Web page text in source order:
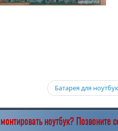
Батарея для
ноутбук? Позвоните